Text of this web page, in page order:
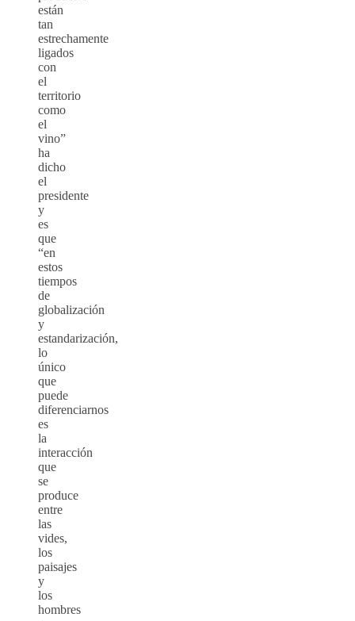
están
tan
estrechamente
ligados
con
el
territorio
como
el
vino”
ha
dicho
el
presidente
y
es
que
“en
estos
tiempos
de
globalización
y
estandarización,
lo
único
que
puede
diferenciarnos
es
la
interacción
que
se
produce
entre
las
vides,
los
paisajes
y
los
hombres